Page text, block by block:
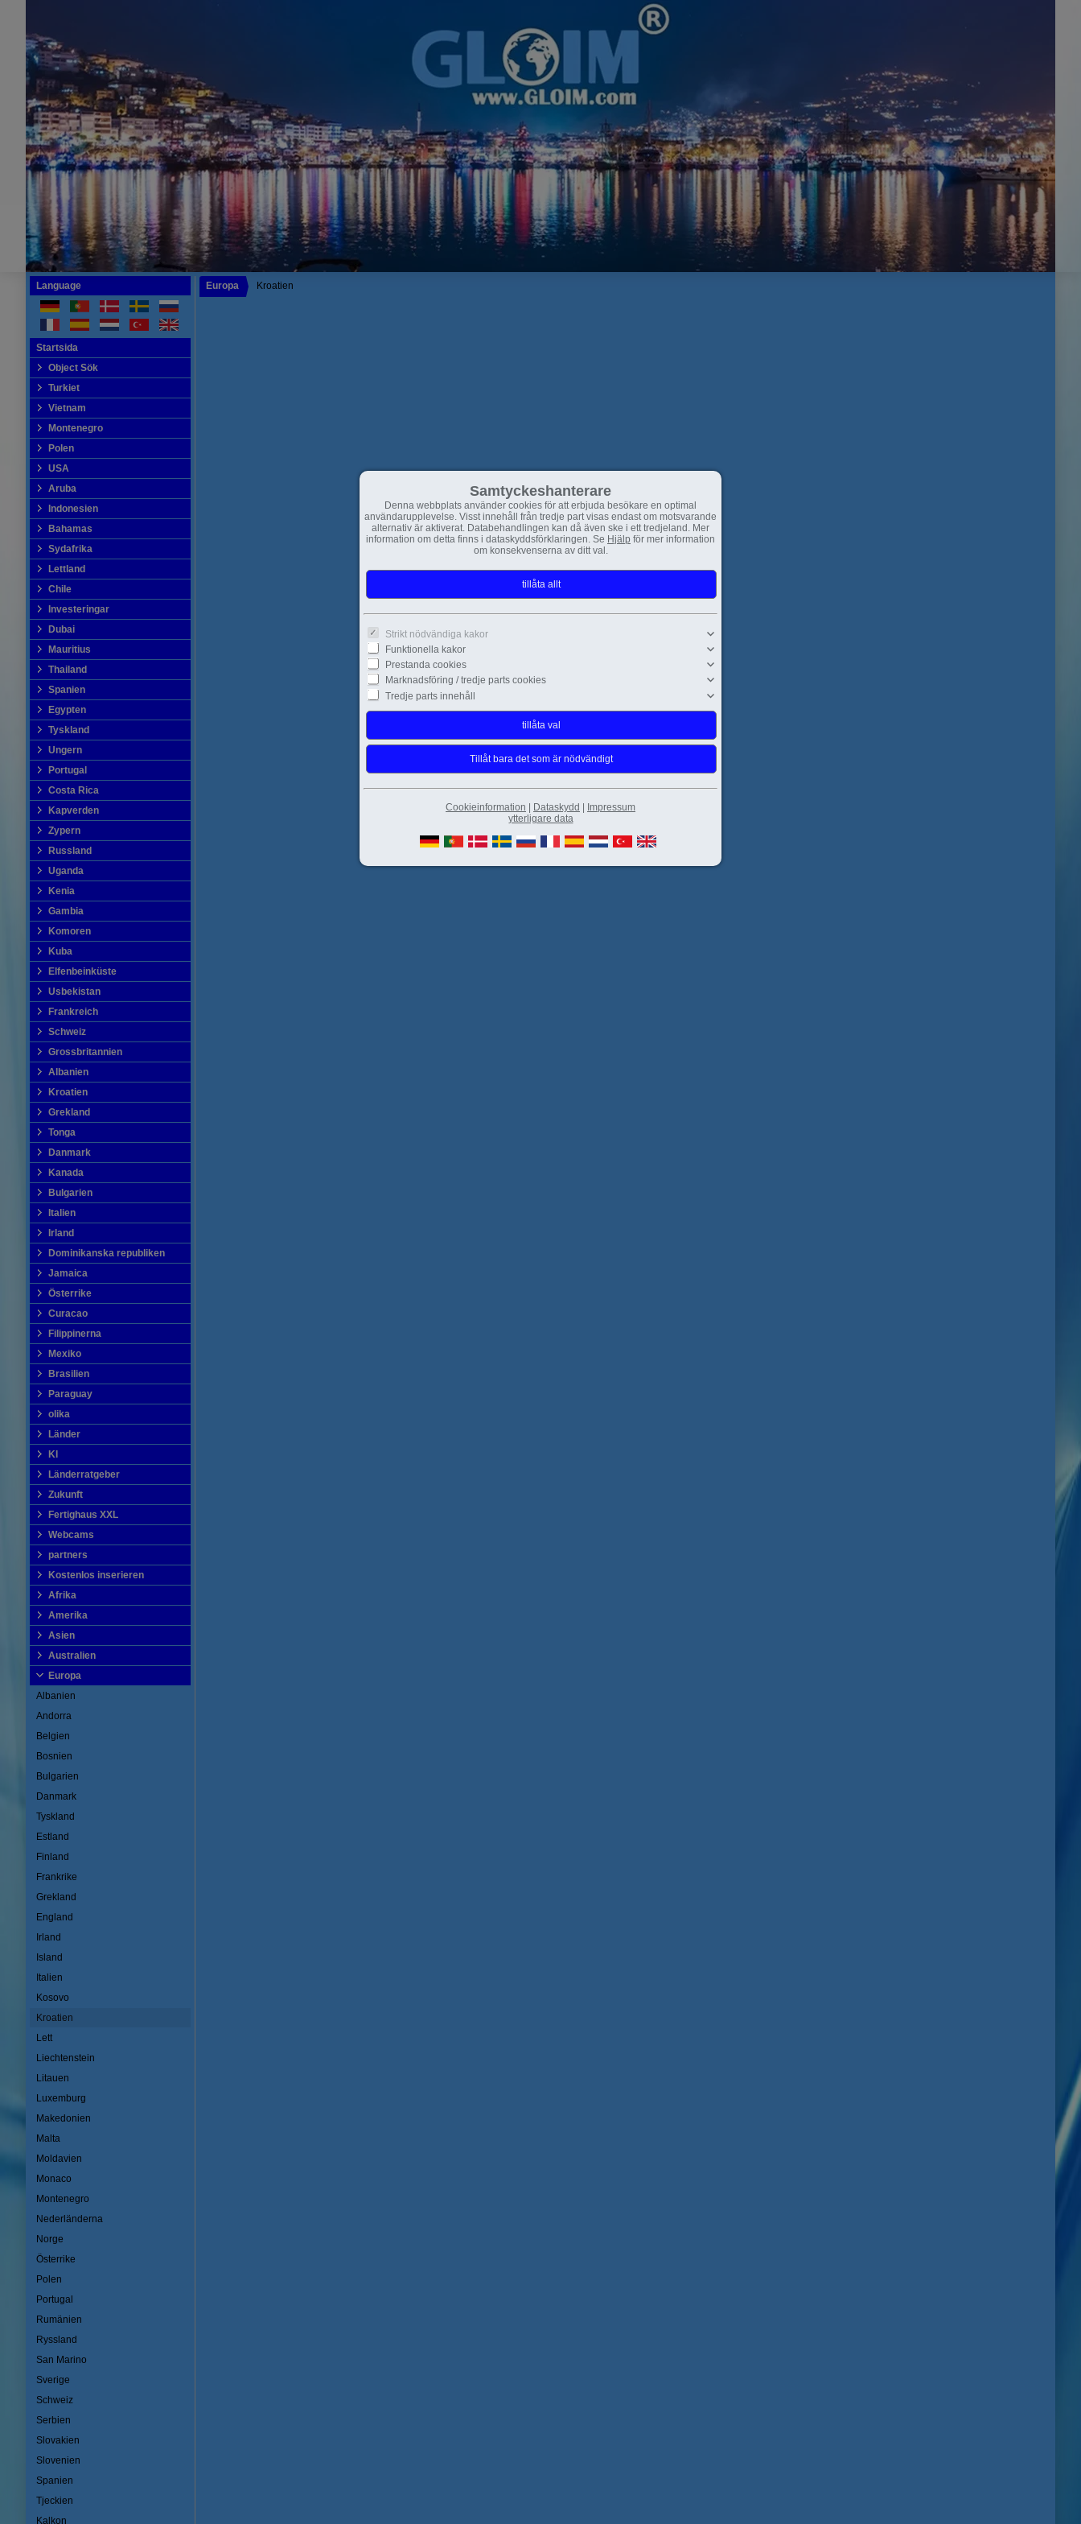
Language
Startsida
Object Sök
Turkiet
Vietnam
Montenegro
Polen
USA
Aruba
Indonesien
Bahamas
Sydafrika
Lettland
Chile
Investeringar
Dubai
Mauritius
Thailand
Spanien
Egypten
Tyskland
Ungern
Portugal
Costa Rica
Kapverden
Zypern
Russland
Uganda
Kenia
Gambia
Komoren
Kuba
Elfenbeinküste
Usbekistan
Frankreich
Schweiz
Grossbritannien
Albanien
Kroatien
Grekland
Tonga
Danmark
Kanada
Bulgarien
Italien
Irland
Dominikanska republiken
Jamaica
Österrike
Curacao
Filippinerna
Mexiko
Brasilien
Paraguay
olika
Länder
KI
Länderratgeber
Zukunft
Fertighaus XXL
Webcams
partners
Kostenlos inserieren
Afrika
Amerika
Asien
Australien
Europa
Albanien
Andorra
Belgien
Bosnien
Bulgarien
Danmark
Tyskland
Estland
Finland
Frankrike
Grekland
England
Irland
Island
Italien
Kosovo
Kroatien
Lett
Liechtenstein
Litauen
Luxemburg
Makedonien
Malta
Moldavien
Monaco
Montenegro
Nederländerna
Norge
Österrike
Polen
Portugal
Rumänien
Ryssland
San Marino
Sverige
Schweiz
Serbien
Slovakien
Slovenien
Spanien
Tjeckien
Kalkon
Europa Kroatien
Samtyckeshanterare
Denna webbplats använder cookies för att erbjuda besökare en optimal
användarupplevelse. Visst innehåll från tredje part visas endast om motsvarande
alternativ är aktiverat. Databehandlingen kan då även ske i ett tredjeland. Mer
information om detta finns i dataskyddsförklaringen. Se Hjälp för mer information
om konsekvenserna av ditt val.
Strikt nödvändiga kakor
Funktionella kakor
Prestanda cookies
Marknadsföring / tredje parts cookies
Tredje parts innehåll
Cookieinformation | Dataskydd | Impressum
ytterligare data